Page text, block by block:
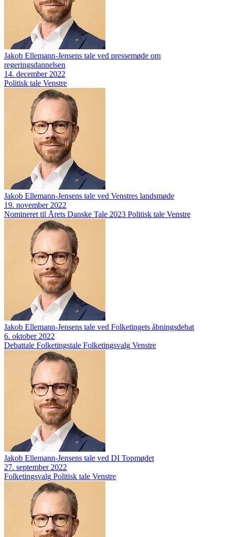
Jakob Ellemann-Jensens tale ved pressemøde om
regeringsdannelsen
14. december 2022
Politisk tale Venstre
Jakob Ellemann-Jensens tale ved Venstres landsmøde
19. november 2022
Nomineret til Årets Danske Tale 2023 Politisk tale Venstre
Jakob Ellemann-Jensens tale ved Folketingets åbningsdebat
6. oktober 2022
Debattale Folketingstale Folketingsvalg Venstre
Jakob Ellemann-Jensens tale ved DI Topmødet
27. september 2022
Folketingsvalg Politisk tale Venstre